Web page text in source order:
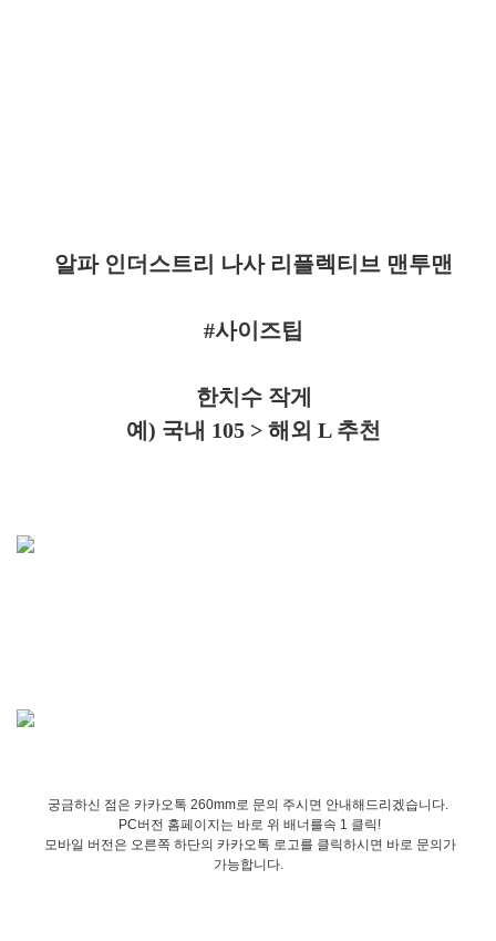
알파 인더스트리 나사 리플렉티브 맨투맨
#사이즈팁
한치수 작게
예) 국내 105 > 해외 L 추천
궁금하신 점은 카카오톡 260mm로 문의 주시면 안내해드리겠습니다.
PC버전 홈페이지는 바로 위 배너를속 1 클릭!
모바일 버전은 오른쪽 하단의 카카오톡 로고를 클릭하시면 바로 문의가
가능합니다.